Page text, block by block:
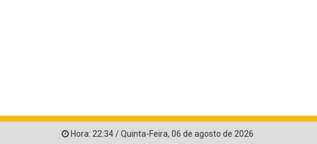
Hora: 22:34/Quinta-Feira, 06 de agosto de 2026